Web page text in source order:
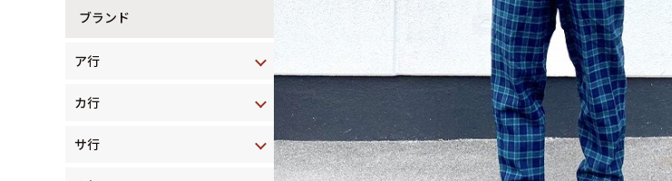
ブランド
ア行
カ行
サ行